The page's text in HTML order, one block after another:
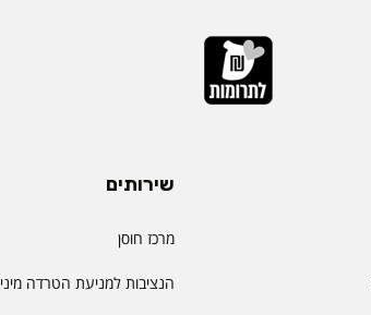
שירותים
מרכז חוסן
הנציבות למניעת הטרדה